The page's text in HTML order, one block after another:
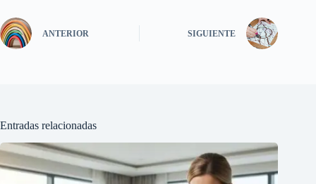
ANTERIOR SIGUIENTE
Entradas relacionadas